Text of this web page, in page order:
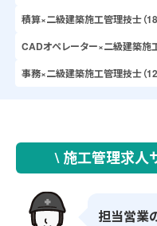
積算×二級建築施工管理技士（18
CADオペレーター×二級建築施
事務×二級建築施工管理技士（
\ 施工管理求人
担当営業